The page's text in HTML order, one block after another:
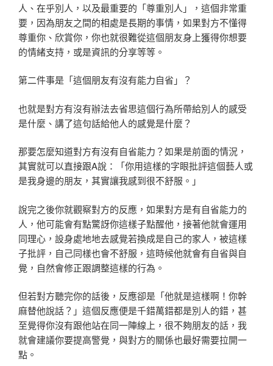
人、在乎別人，以及最重要的「尊重別人」，這個非常重
要，因為朋友之間的相處是長期的事情，如果對方不懂得
尊重你、欣賞你，你也就很難從這個朋友身上獲得你想要
的情緒支持，或是資訊的分享等等。
第二件事是「這個朋友有沒有能力自省」？
也就是對方有沒有辦法去省思這個行為所帶給別人的感受
是什麼、講了這句話給他人的感覺是什麼？
那要怎麼知道對方有沒有自省能力？如果是前面的情況，
其實就可以直接跟A說：「你用這樣的字眼批評這個藝人或
是我身邊的朋友，其實讓我感到很不舒服。」
說完之後你就觀察對方的反應，如果對方是有自省能力的
人，他可能會有點驚訝你這樣子點醒他，接著他就會運用
同理心，設身處地地去感覺若換成是自己的家人，被這樣
子批評，自己同樣也會不舒服，這時候他就會有自省與自
覺，自然會修正跟調整這樣的行為。
但若對方聽完你的話後，反應卻是「他就是這樣啊！你幹
麻替他說話？」這個反應便是千錯萬錯都是別人的錯，甚
至覺得你沒有跟他站在同一陣線上，很不夠朋友的話，我
就會建議你要提高警覺，與對方的關係也最好需要拉開一
點。